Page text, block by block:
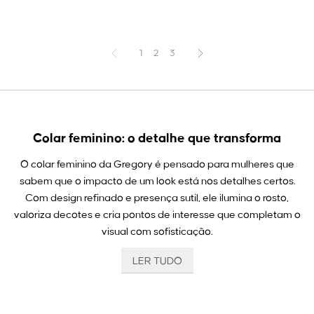
1 2 3
Colar feminino: o detalhe que transforma
O colar feminino da Gregory é pensado para mulheres que
sabem que o impacto de um look está nos detalhes certos.
Com design refinado e presença sutil, ele ilumina o rosto,
valoriza decotes e cria pontos de interesse que completam o
visual com sofisticação.
LER TUDO